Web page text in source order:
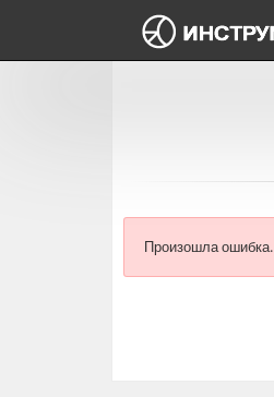
Произошла ошибка.